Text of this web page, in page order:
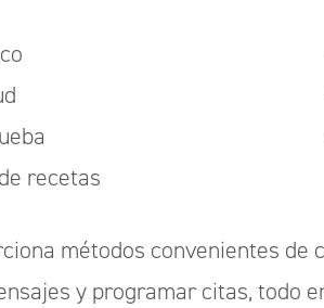
recetas
métodos convenientes
y programar citas, todo